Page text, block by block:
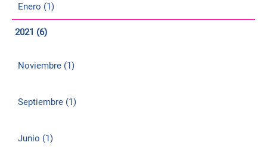
Enero (1)
2021 (6)
Noviembre (1)
Septiembre (1)
Junio (1)